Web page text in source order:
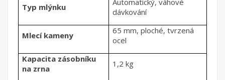
Typ mlýnku
dávkování
Mlecí kameny
65 mm, ploché, tvrzená
ocel
Kapacita zásobníku
na zrna
1,2 kg